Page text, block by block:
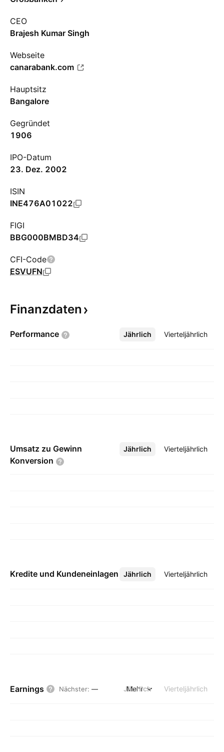
CEO
Brajesh Kumar Singh
Webseite
canarabank.com
Hauptsitz
Bangalore
Gegründet
1906
IPO-Datum
23. Dez. 2002
ISIN
INE476A01022
FIGI
BBG000BMBD34
CFI-Code
ESVUFN
Finanzdaten
Performance Jährlich Vierteljährlich
Mehr
Umsatz zu Gewinn
Konversion
Jährlich Vierteljährlich
Mehr
Kredite und Kundeneinlagen Jährlich Vierteljährlich
Mehr
Earnings Nächster: — Jährlich Vierteljährlich
Mehr